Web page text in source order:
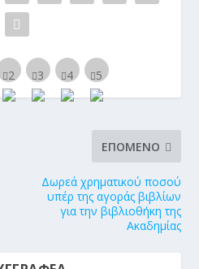
ΕΠΌΜΕΝΟ
Δωρεά χρηματικού ποσού
υπέρ της αγοράς βιβλίων
για την βιβλιοθήκη της
Ακαδημίας